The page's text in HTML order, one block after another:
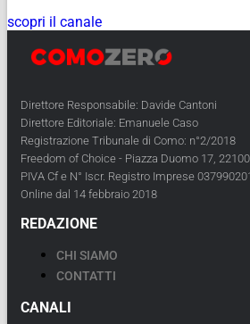
scopri il canale
Direttore Responsabile: Davide Cantoni
Direttore Editoriale: Emanuele Caso
Registrazione Tribunale di Como: n°2/2018
Freedom of Choice - Piazza Duomo 17,
PIVA Cf e N° Iscr. Registro Imprese
Online dal 14 febbraio 2018
REDAZIONE
CHI SIAMO
CONTATTI
CANALI